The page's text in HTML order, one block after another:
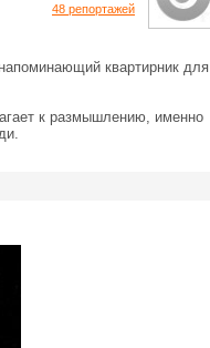
48 репортажей
квартирник для
к размышлению, именно